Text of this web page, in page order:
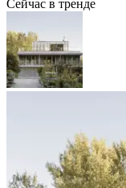
Сейчас в тренде